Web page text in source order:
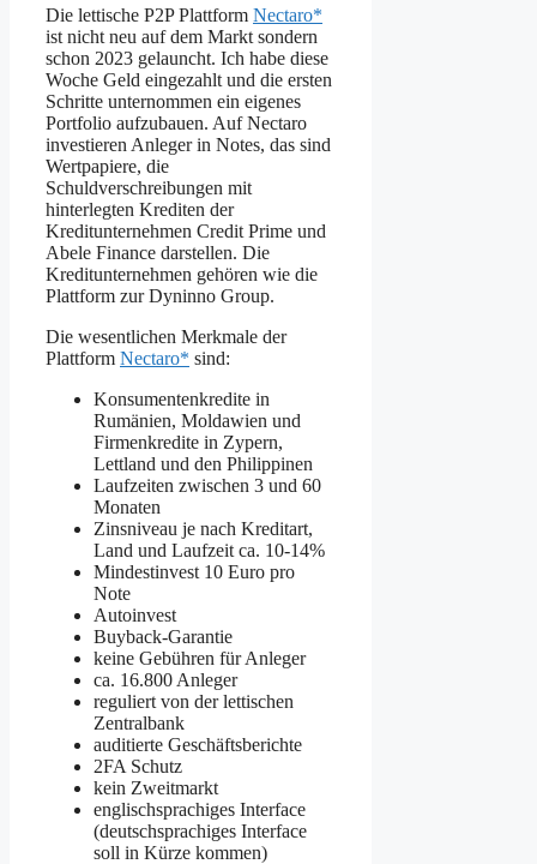
Die lettische P2P Plattform Nectaro*
ist nicht neu auf dem Markt sondern
schon 2023 gelauncht. Ich habe diese
Woche Geld eingezahlt und die ersten
Schritte unternommen ein eigenes
Portfolio aufzubauen. Auf Nectaro
investieren Anleger in Notes, das sind
Wertpapiere, die
Schuldverschreibungen mit
hinterlegten Krediten der
Kreditunternehmen Credit Prime und
Abele Finance darstellen. Die
Kreditunternehmen gehören wie die
Plattform zur Dyninno Group.
Die wesentlichen Merkmale der
Plattform Nectaro* sind:
Konsumentenkredite in
Rumänien, Moldawien und
Firmenkredite in Zypern,
Lettland und den Philippinen
Laufzeiten zwischen 3 und 60
Monaten
Zinsniveau je nach Kreditart,
Land und Laufzeit ca. 10-14%
Mindestinvest 10 Euro pro
Note
Autoinvest
Buyback-Garantie
keine Gebühren für Anleger
ca. 16.800 Anleger
reguliert von der lettischen
Zentralbank
auditierte Geschäftsberichte
2FA Schutz
kein Zweitmarkt
englischsprachiges Interface
(deutschsprachiges Interface
soll in Kürze kommen)